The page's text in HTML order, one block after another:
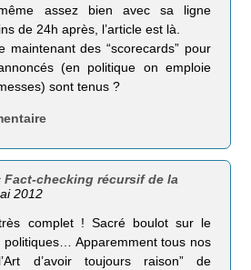
assez bien avec sa ligne
de 24h après, l’article est là.
maintenant des “scorecards” pour
(en politique on emploie
sont tenus ?
Fact-checking récursif de la
2012
complet ! Sacré boulot sur le
politiques… Apparemment tous nos
d’avoir toujours raison” de